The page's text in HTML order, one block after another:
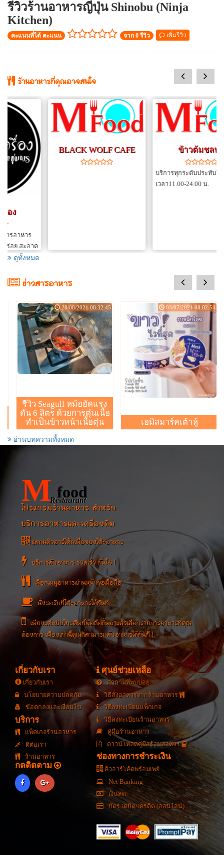
รีวิวร้านอาหารญี่ปุ่น Shinobu (Ninja
Kitchen)
คะแนนที่ได้ คะแนน จาก 0 รีวิว เพิ่มรีวิว
ร้านอาหารที่คุณอาจสนใจ
BLACK WOLF CAFE ข้าวต้มชลบุรี
บริการทุกระดับประทับใจ เปิด
เวลา11.00-24.00 น.
prev next
ดูทั้งหมด
ข่าวสารอาหาร
รีวิว Seagull หม้ออัดแรง
ดัน 6 ลิตร ด้วยการตุ๋นเนื้อ
ทำเป็นข้าวหน้าเนื้อตุ๋น
28/08/2021 08:32:45
เอมิสมาร์คเต้าหู้
03/07/2021 08:02:54
prev next
อ่านบทความทั้งหมด
M food
Restaurant
โปรแกรมร้านอาหาร สำหรับ
บริการอาหารและเครื่องดื่ม
แสกนคิวอาร์โค้ดเพื่อจองโต๊ะอาหาร
บริการสั่งอาหาร รวดเร็ว ทันใจ !
เลือกเมนูอาหารผ่านหน้าจอมือถือ
นั่งรอรับที่โต๊ะอาหารได้ทันที
เพียงแค่หยิบโทรศัพท์มือถือขึ้นมาแล้วเลือกรายการอาหารที่คุณ
ต้องการ เพียงเท่านี้คุณก็สามารถสั่งอาหารได้ทันที !
เกี่ยวกับเรา
เกี่ยวกับเรา
นโยบายความปลดภัย
ข้อตกลงและเงื่อนไข
บริการ
แพ็คเกจร้านอาหาร
ติต่อเรา
ร้านอาหาร
กดติดตาม
ศุนย์ช่วยเหลือ
คำถามที่พบบ่อย
วิธีสั่งอาหารจากร้านอาหาร
วิธีลงทะเบียนแพ็กเกจ
วิธีลงทะเบียนร้านอาหาร
คู่มือร้านอาหาร
ดาวน์โหลดคู่มือร้านอาหาร
ช่องทางการชำระเงิน
คิวอาร์โค้ดพร้อมเพย์
Net Banking
เงินสด
บัตร เดบิต/เครดิต (ออนไลน์)